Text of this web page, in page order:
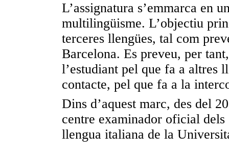
L’assignatura s’emmarca en
multilingüisme. L’objectiu
terceres llengües, tal com
Barcelona. Es preveu, per
l’estudiant pel que fa a altres
contacte, pel que fa a la
Dins d’aquest marc, des del
centre examinador oficial
llengua italiana de la